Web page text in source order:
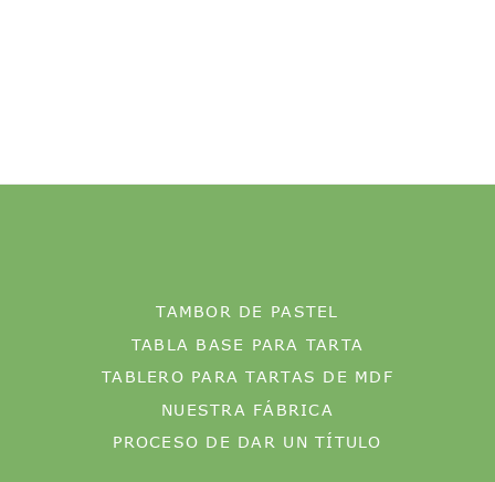
TAMBOR DE PASTEL
TABLA BASE PARA TARTA
TABLERO PARA TARTAS DE MDF
NUESTRA FÁBRICA
PROCESO DE DAR UN TÍTULO